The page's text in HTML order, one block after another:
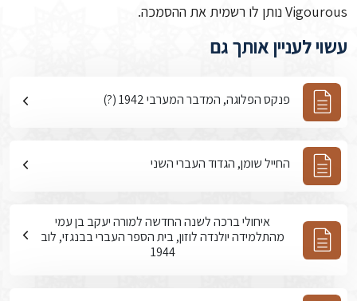
Vigourous נותן לו רשמית את ההסמכה.
עשוי לעניין אותך גם
פנקס הפלוגה, המדבר המערבי 1942 (?)
החייל שומן, הגדוד העברי השני
איחולי ברכה לשנה החדשה למורה יעקב בן עמי
מהתלמידה יולנדה לוזון, בית הספר העברי בבנגזי, לוב
1944